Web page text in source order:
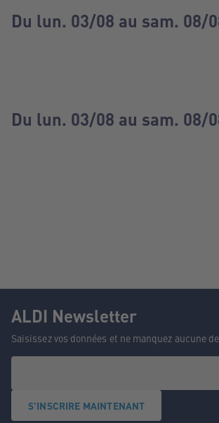
Du lun. 03/08 au sam. 08/
Du lun. 03/08 au sam. 08/
ALDI Newsletter
Saisissez vos données et ne manquez aucune
S'INSCRIRE MAINTENANT